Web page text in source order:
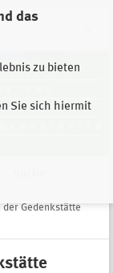
das
zu bieten
Sie sich hiermit
Gedenkstätte